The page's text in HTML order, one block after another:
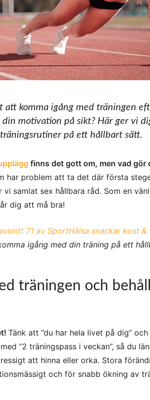
att komma igång med träningen
motivation på sikt? Här ger vi
på ett hållbart sätt.
finns det gott om, men vad gör
har problem att ta det där första
samlat sex hållbara råd. Som en
dig att må bra!
71 av SportHälsa snackar kost &
igång med din träning på ett
träningen och
Tänk att ”du har hela livet på dig”
”2 träningspass i veckan”, så du
att hinna eller orka. Stora
och för snabb ökning av